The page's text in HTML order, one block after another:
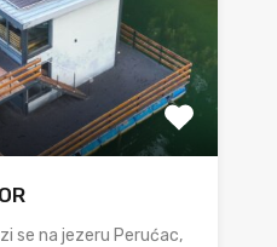
se na jezeru Perućac,